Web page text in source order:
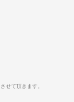
せて頂きます。